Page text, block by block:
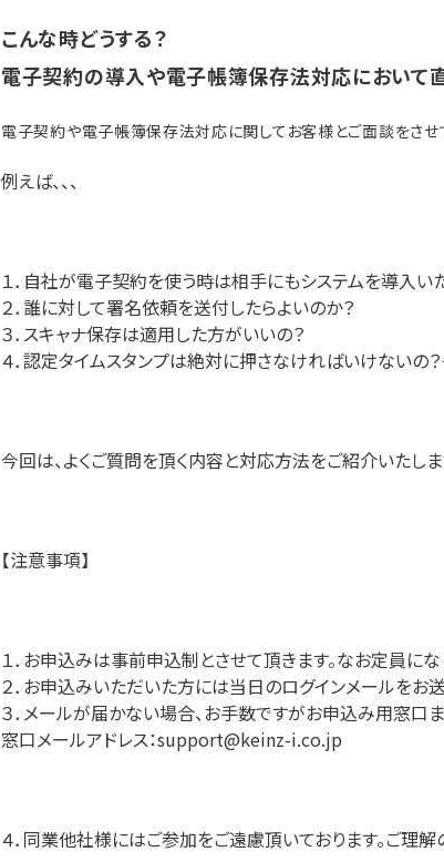
こんな時どうする？
電子契約の導入や電子帳簿保存法対応において
電子契約や電子帳簿保存法対応に関してお客様とご面談をさせ
例えば、、、
１．自社が電子契約を使う時は相手にもシステムを導入
２．誰に対して署名依頼を送付したらよいのか？
３．スキャナ保存は適用した方がいいの？
４．認定タイムスタンプは絶対に押さなければいけないの
今回は、よくご質問を頂く内容と対応方法をご紹介いたしま
【注意事項】
１．お申込みは事前申込制とさせて頂きます。なお定員に
２．お申込みいただいた方には当日のログインメールをお送
３．メールが届かない場合、お手数ですがお申込み用窓口
窓口メールアドレス：support@keinz-i.co.jp
４．同業他社様にはご参加をご遠慮頂いております。ご理解